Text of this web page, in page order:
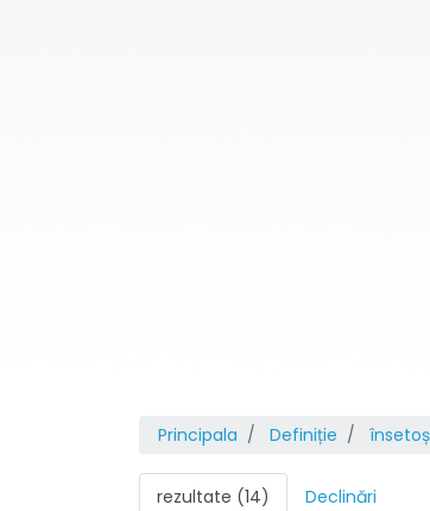
Principala Definiție
rezultate (14) Declinări